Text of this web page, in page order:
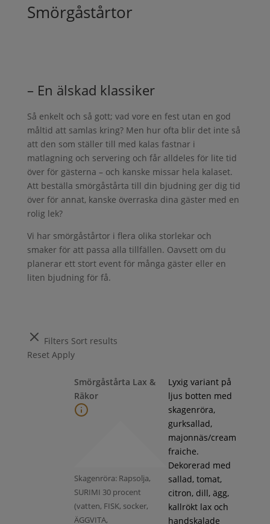
Smörgåstårtor
– En älskad klassiker
Så enkelt och så gott; vad vore en fest utan en god
måltid att samlas kring? Men hur ofta blir det inte så
att den som ställer till med kalas fastnar i
matlagning och servering och får alldeles för lite tid
över för gästerna – och kanske missar hela kalaset.
Att beställa smörgåstårta till din bjudning ger dig tid
över för annat, kanske överraska dina gäster med en
rolig lek?
Vi har smörgåstårtor i flera olika storlekar och
smaker för att passa alla tillfällen. Oavsett om du
planerar ett stort event för många gäster eller en
liten bjudning för få.
Filters Sort results
Reset Apply
Smörgåstårta Lax &
Räkor
Skagenröra: Rapsolja,
SURIMI 30 procent
(vatten, FISK, socker,
ÄGGVITA,
Lyxig variant på
ljus botten med
skagenröra,
gurksallad,
majonnäs/cream
fraiche.
Dekorerad med
sallad, tomat,
citron, dill, ägg,
kallrökt lax och
handskalade